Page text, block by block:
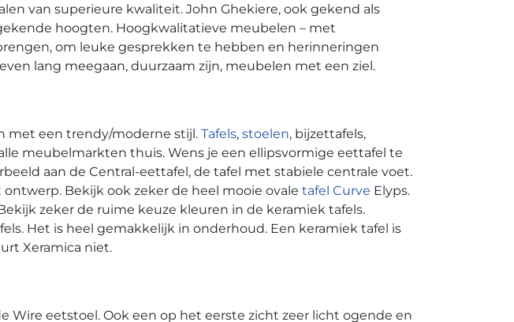
van superieure kwaliteit. John Ghekiere, ook gekend als
hoogten. Hoogkwalitatieve meubelen – met
om leuke gesprekken te hebben en herinneringen
lang meegaan, duurzaam zijn, meubelen met een ziel.
met een trendy/moderne stijl. Tafels, stoelen, bijzettafels,
meubelmarkten thuis. Wens je een ellipsvormige eettafel te
aan de Central-eettafel, de tafel met stabiele centrale voet.
Bekijk ook zeker de heel mooie ovale tafel Curve Elyps.
zeker de ruime keuze kleuren in de keramiek tafels.
Het is heel gemakkelijk in onderhoud. Een keramiek tafel is
Xeramica niet.
eetstoel. Ook een op het eerste zicht zeer licht ogende en